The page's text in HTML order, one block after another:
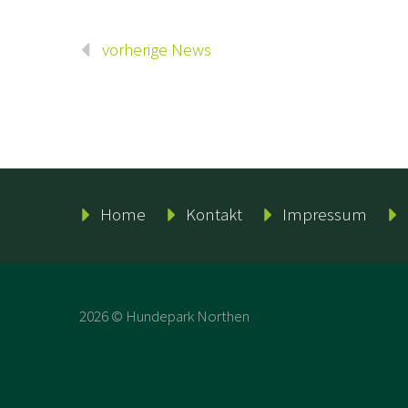
vorherige News
Home Kontakt Impressum
2026 © Hundepark Northen